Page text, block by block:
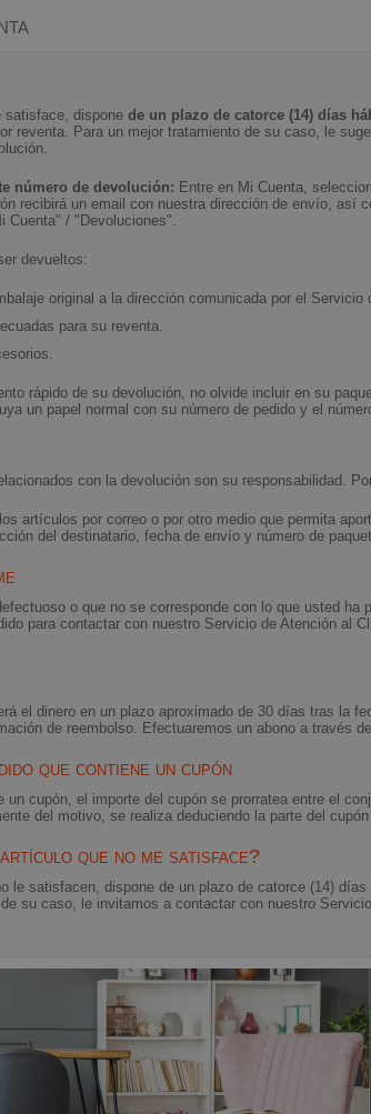
satisface, dispone de un plazo de catorce (14) días
reventa. Para un mejor tratamiento de su caso, le
número de devolución: Entre en Mi Cuenta,
recibirá un email con nuestra dirección de envío, así
Cuenta" / "Devoluciones".
devueltos:
original a la dirección comunicada por el Servicio
para su reventa.
rápido de su devolución, no olvide incluir en su
un papel normal con su número de pedido y el
con la devolución son su responsabilidad.
artículos por correo o por otro medio que permita
del destinatario, fecha de envío y número de
o que no se corresponde con lo que usted
para contactar con nuestro Servicio de Atención al
el dinero en un plazo aproximado de 30 días tras la
de reembolso. Efectuaremos un abono a través
que contiene un cupón
un cupón, el importe del cupón se prorratea entre el
del motivo, se realiza deduciendo la parte del
que no me satisface?
le satisfacen, dispone de un plazo de catorce (14)
su caso, le invitamos a contactar con nuestro